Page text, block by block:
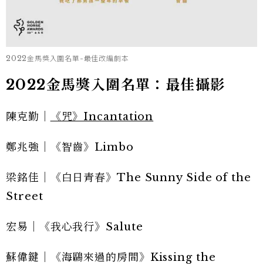
2022金馬獎入圍名單-最佳改編劇本
2022金馬獎入圍名單：最佳攝影
陳克勤｜ 《咒》Incantation
鄭兆強｜《智齒》Limbo
梁銘佳｜《白日青春》The Sunny Side of the
Street
宏易｜《我心我行》Salute
蘇偉鍵｜《海鷗來過的房間》Kissing the